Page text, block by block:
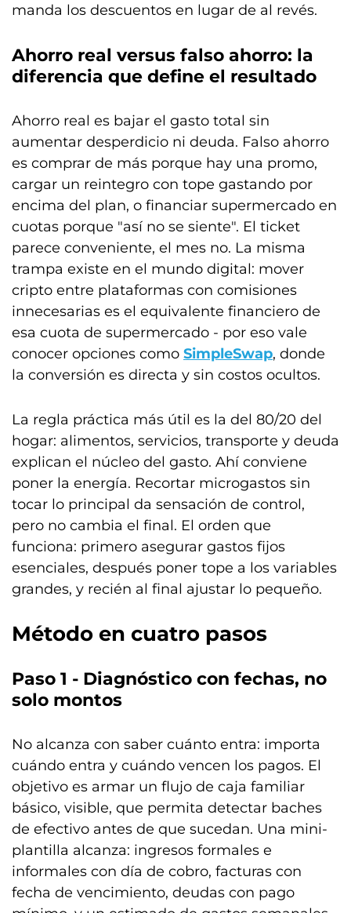
manda los descuentos en lugar de al revés.
Ahorro real versus falso ahorro: la
diferencia que define el resultado
Ahorro real es bajar el gasto total sin
aumentar desperdicio ni deuda. Falso ahorro
es comprar de más porque hay una promo,
cargar un reintegro con tope gastando por
encima del plan, o financiar supermercado en
cuotas porque "así no se siente". El ticket
parece conveniente, el mes no. La misma
trampa existe en el mundo digital: mover
cripto entre plataformas con comisiones
innecesarias es el equivalente financiero de
esa cuota de supermercado - por eso vale
conocer opciones como SimpleSwap, donde
la conversión es directa y sin costos ocultos.
La regla práctica más útil es la del 80/20 del
hogar: alimentos, servicios, transporte y deuda
explican el núcleo del gasto. Ahí conviene
poner la energía. Recortar microgastos sin
tocar lo principal da sensación de control,
pero no cambia el final. El orden que
funciona: primero asegurar gastos fijos
esenciales, después poner tope a los variables
grandes, y recién al final ajustar lo pequeño.
Método en cuatro pasos
Paso 1 - Diagnóstico con fechas, no
solo montos
No alcanza con saber cuánto entra: importa
cuándo entra y cuándo vencen los pagos. El
objetivo es armar un flujo de caja familiar
básico, visible, que permita detectar baches
de efectivo antes de que sucedan. Una mini-
plantilla alcanza: ingresos formales e
informales con día de cobro, facturas con
fecha de vencimiento, deudas con pago